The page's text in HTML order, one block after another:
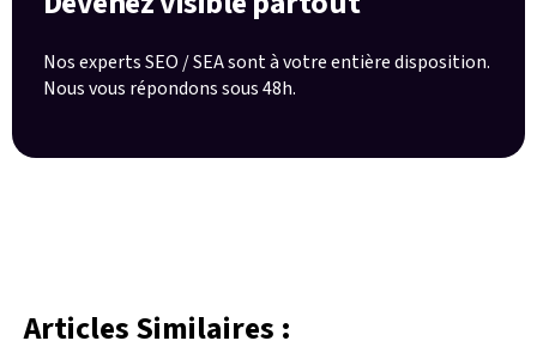
Nos experts SEO / SEA sont à votre entière disposition.
Nous vous répondons sous 48h.
Articles Similaires :